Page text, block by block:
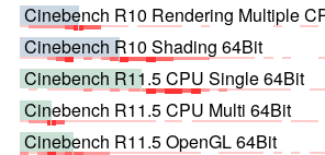
Cinebench R10 Rendering Multiple
Cinebench R10 Shading 64Bit
Cinebench R11.5 CPU Single 64Bit
Cinebench R11.5 CPU Multi 64Bit
Cinebench R11.5 OpenGL 64Bit